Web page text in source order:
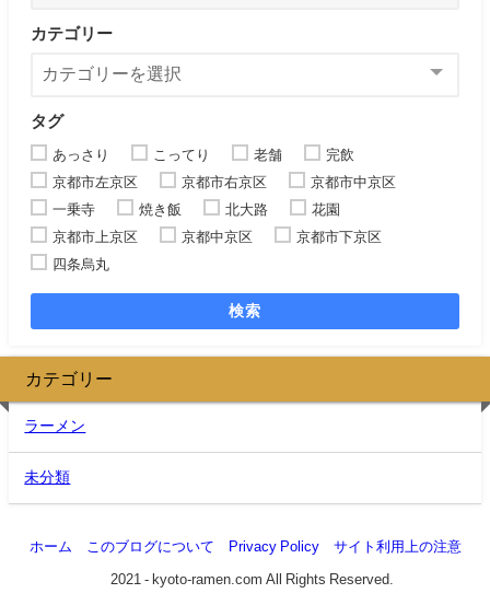
カテゴリー
タグ
あっさり こってり 老舗
完飲
京都市左京区
京都市右京区
京都市中京区
一乗寺
焼き飯 北大路
花園
京都市上京区
京都中京区
京都市下京区
四条烏丸
検索
カテゴリー
ラーメン
未分類
ホーム このブログについて Privacy Policy サイト利用上の注意
©2021 - kyoto-ramen.com All Rights Reserved.